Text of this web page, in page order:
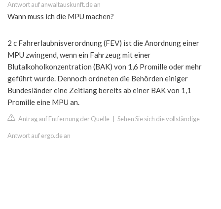
Antwort auf anwaltauskunft.de an
Wann muss ich die MPU machen?
2 c Fahrerlaubnisverordnung (FEV) ist die Anordnung einer
MPU zwingend, wenn ein Fahrzeug mit einer
Blutalkoholkonzentration (BAK) von 1,6 Promille oder mehr
geführt wurde. Dennoch ordneten die Behörden einiger
Bundesländer eine Zeitlang bereits ab einer BAK von 1,1
Promille eine MPU an.
Antrag auf Entfernung der Quelle Sehen Sie sich die vollständige
Antwort auf ergo.de an